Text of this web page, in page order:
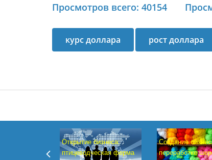
Просмотров всего: 40154
курс доллара рост доллара
Открытие бизнеса:
птицеводческая ферма
Создание
переработке